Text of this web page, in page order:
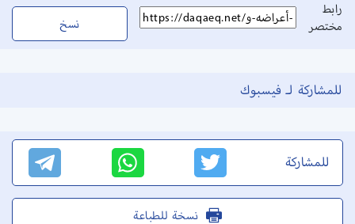
رابط
مختصر
نسخ
للمشاركة لـ فيسبوك
للمشاركة
نسخة للطباعة